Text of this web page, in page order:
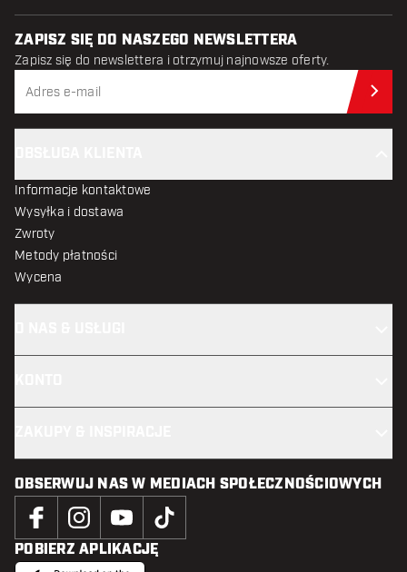
ZAPISZ SIĘ DO NASZEGO NEWSLETTERA
Zapisz się do newslettera i otrzymuj najnowsze oferty.
Informacje kontaktowe
Wysyłka i dostawa
Zwroty
Metody płatności
Wycena
OBSERWUJ NAS W MEDIACH SPOŁECZNOŚCIOWYCH
POBIERZ APLIKACJĘ